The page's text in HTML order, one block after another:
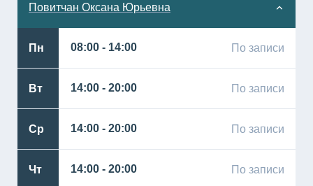
Повитчан Оксана Юрьевна
Пн 08:00 - 14:00 По записи
Вт 14:00 - 20:00 По записи
Ср 14:00 - 20:00 По записи
Чт 14:00 - 20:00 По записи